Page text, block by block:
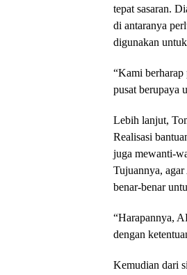
tepat sasaran.
di antaranya
digunakan
“Kami berharap
pusat berupaya
Lebih lanjut,
Realisasi
juga mewanti-
Tujuannya,
benar-benar
“Harapannya,
dengan
Kemudian dari